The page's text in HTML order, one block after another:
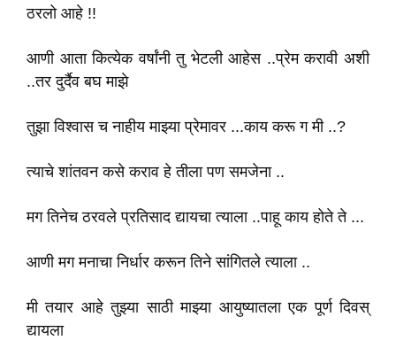
ठरलो आहे !!
आणी आता कित्येक वर्षांनी तु भेटली आहेस ..प्रेम करावी अशी
..तर दुर्दैव बघ माझे
तुझा विश्वास च नाहीय माझ्या प्रेमावर ...काय करू ग मी ..?
त्याचे शांतवन कसे कराव हे तीला पण समजेना ..
मग तिनेच ठरवले प्रतिसाद द्यायचा त्याला ..पाहू काय होते ते ...
आणी मग मनाचा निर्धार करून तिने सांगितले त्याला ..
मी तयार आहे तुझ्या साठी माझ्या आयुष्यातला एक पूर्ण दिवस्
द्यायला